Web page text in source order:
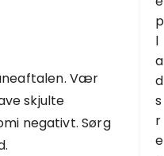
Vær
skjulte
negativt. Sørg